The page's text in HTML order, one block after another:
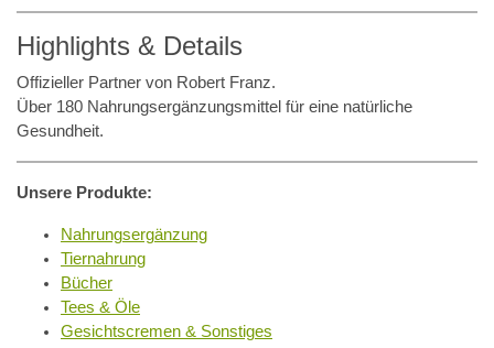
Highlights & Details
Offizieller Partner von Robert Franz.
Über 180 Nahrungsergänzungsmittel für eine natürliche
Gesundheit.
Unsere Produkte:
Nahrungsergänzung
Tiernahrung
Bücher
Tees & Öle
Gesichtscremen & Sonstiges